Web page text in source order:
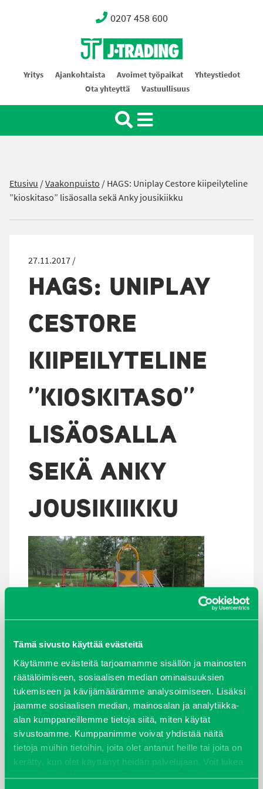
Tämä sivusto käyttää evästeitä
Käytämme evästeitä tarjoamamme sisällön ja mainosten
räätälöimiseen, sosiaalisen median ominaisuuksien
tukemiseen ja kävijämäärämme analysoimiseen. Lisäksi
jaamme sosiaalisen median, mainosalan ja analytiikka-
alan kumppaneillemme tietoja siitä, miten käytät
sivustoamme. Kumppanimme voivat yhdistää näitä
tietoja muihin tietoihin, joita olet antanut heille tai joita on
kerätty, kun olet käyttänyt heidän palvelujaan. Voit lukea
lisää evästeistä sekä muuttaa hyväksyntääsievästeet
0207 458 600
Oy J-Trading Ab
Yritys Ajankohtaista Avoimet työpaikat
Yhteystiedot
Ota yhteyttä
Vastuullisuus
Etusivu /Vaakonpuisto /HAGS: Uniplay Cestore kiipeilyteline
”kioskitaso” lisäosalla sekä Anky jousikiikku
27.11.2017 /
HAGS: UNIPLAY
CESTORE
KIIPEILYTELINE
”KIOSKITASO”
LISÄOSALLA
SEKÄ ANKY
JOUSIKIIKKU
ARKISTOT
maaliskuu 2026
elokuu 2024